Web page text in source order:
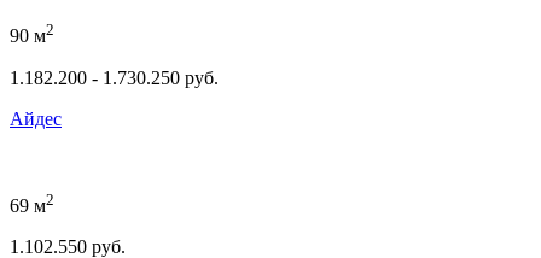
90 м2
1.182.200 - 1.730.250 руб.
Айдес
69 м2
1.102.550 руб.